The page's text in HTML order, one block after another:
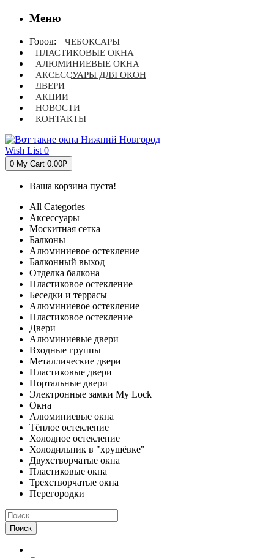
Меню
Город:
ЧЕБОКСАРЫ
ПЛАСТИКОВЫЕ ОКНА
АЛЮМИНИЕВЫЕ ОКНА
АКСЕССУАРЫ ДЛЯ ОКОН
ДВЕРИ
АКЦИИ
НОВОСТИ
КОНТАКТЫ
Wish List 0
0 My Cart 0.00₽
Ваша корзина пуста!
All Categories
Аксессуары
Москитная сетка
Балконы
Алюминиевое остекление
Балконный выход
Отделка балкона
Пластиковое остекление
Беседки и террасы
Алюминиевое остекление
Пластиковое остекление
Двери
Алюминиевые двери
Входные группы
Металлические двери
Пластиковые двери
Портальные двери
Электронные замки My Lock
Окна
Алюминиевые окна
Тёплое остекление
Холодное остекление
Холодильник в "хрущёвке"
Двухстворчатые окна
Пластиковые окна
Трехстворчатые окна
Перегородки
Поиск